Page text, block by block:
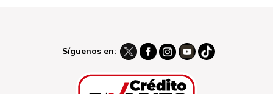
Síguenos en: